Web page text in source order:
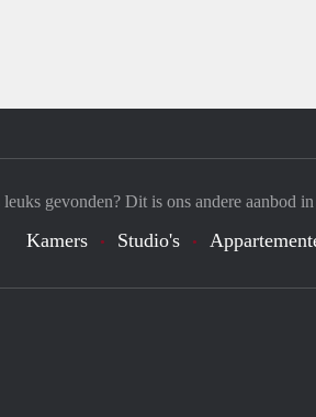
gevonden? Dit is ons andere aanbod
Kamers Studio's